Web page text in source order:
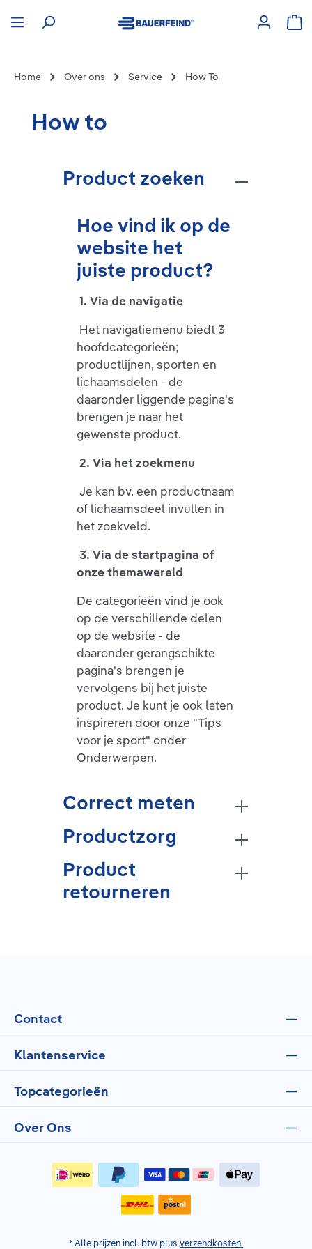
Home Over ons Service How To
How to
Product zoeken
Hoe vind ik op de
website het
juiste product?
1. Via de navigatie
Het navigatiemenu biedt 3
hoofdcategorieën;
productlijnen, sporten en
lichaamsdelen - de
daaronder liggende pagina's
brengen je naar het
gewenste product.
2. Via het zoekmenu
Je kan bv. een productnaam
of lichaamsdeel invullen in
het zoekveld.
3. Via de startpagina of
onze themawereld
De categorieën vind je ook
op de verschillende delen
op de website - de
daaronder gerangschikte
pagina's brengen je
vervolgens bij het juiste
product. Je kunt je ook laten
inspireren door onze "Tips
voor je sport" onder
Onderwerpen.
Correct meten
Productzorg
Product
retourneren
Contact
Klantenservice
Topcategorieën
Over Ons
* Alle prijzen incl. btw plus verzendkosten.